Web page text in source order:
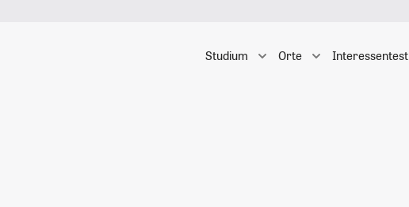
Studium Orte Interessentest